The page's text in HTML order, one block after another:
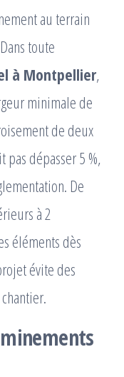
au terrain
toute
à Montpellier,
minimale de
de deux
dépasser 5 %,
De
à 2
éléments dès
évite des